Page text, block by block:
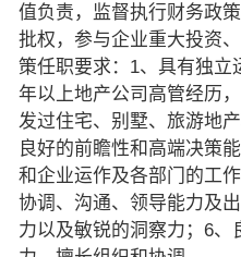
值负责，监督执行财务政
批权，参与企业重大投资
策任职要求：1、具有独立
年以上地产公司高管经历
发过住宅、别墅、旅游地
良好的前瞻性和高端决策
和企业运作及各部门的工
协调、沟通、领导能力及
力以及敏锐的洞察力；6、